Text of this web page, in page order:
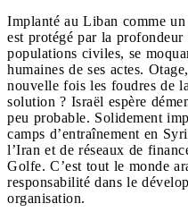
Implanté au Liban comme
est protégé par la
populations civiles, se
humaines de ses actes.
nouvelle fois les foudres de
solution ? Israël espère
peu probable. Solidement
camps d’entraînement en
l’Iran et de réseaux de
Golfe. C’est tout le monde
responsabilité dans le
organisation.